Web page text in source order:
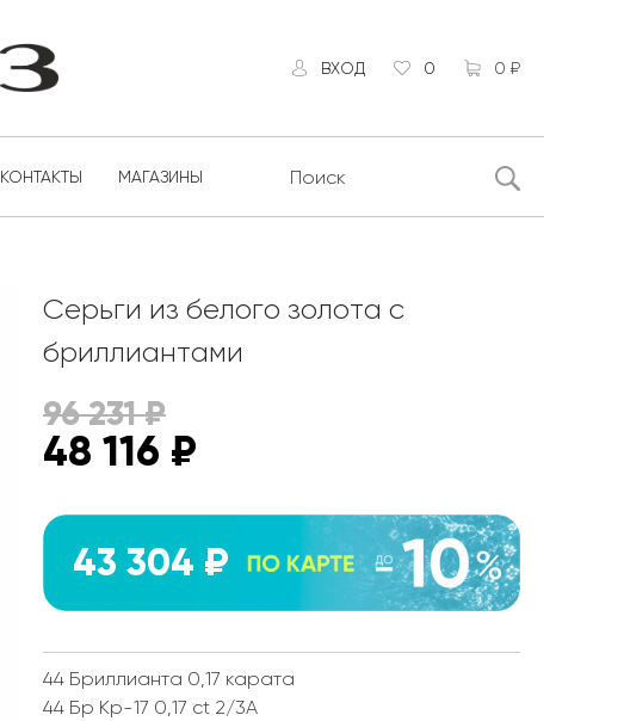
ВХОД 0 0 ₽
КОНТАКТЫ МАГАЗИНЫ
Серьги из белого золота с
бриллиантами
96 231₽
48 116 ₽
43 304 ₽
44 Бриллианта 0,17 карата
44 Бр Кр-17 0,17 ct 2/3А